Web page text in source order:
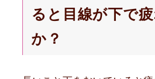
ると目線が下で
か？